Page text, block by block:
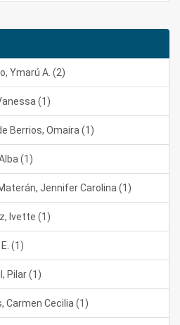
Ymarú A. (2)
(1)
Berrios, Omaira (1)
(1)
Jennifer Carolina (1)
Ivette (1)
(1)
Pilar (1)
Carmen Cecilia (1)